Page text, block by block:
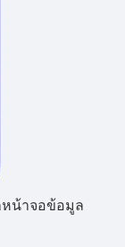
หน้าจอข้อมูล